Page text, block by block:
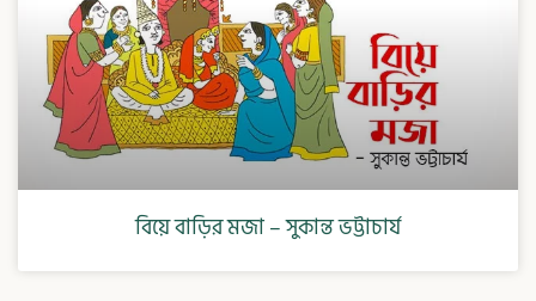
বিয়ে বাড়ির মজা – সুকান্ত ভট্টাচার্য